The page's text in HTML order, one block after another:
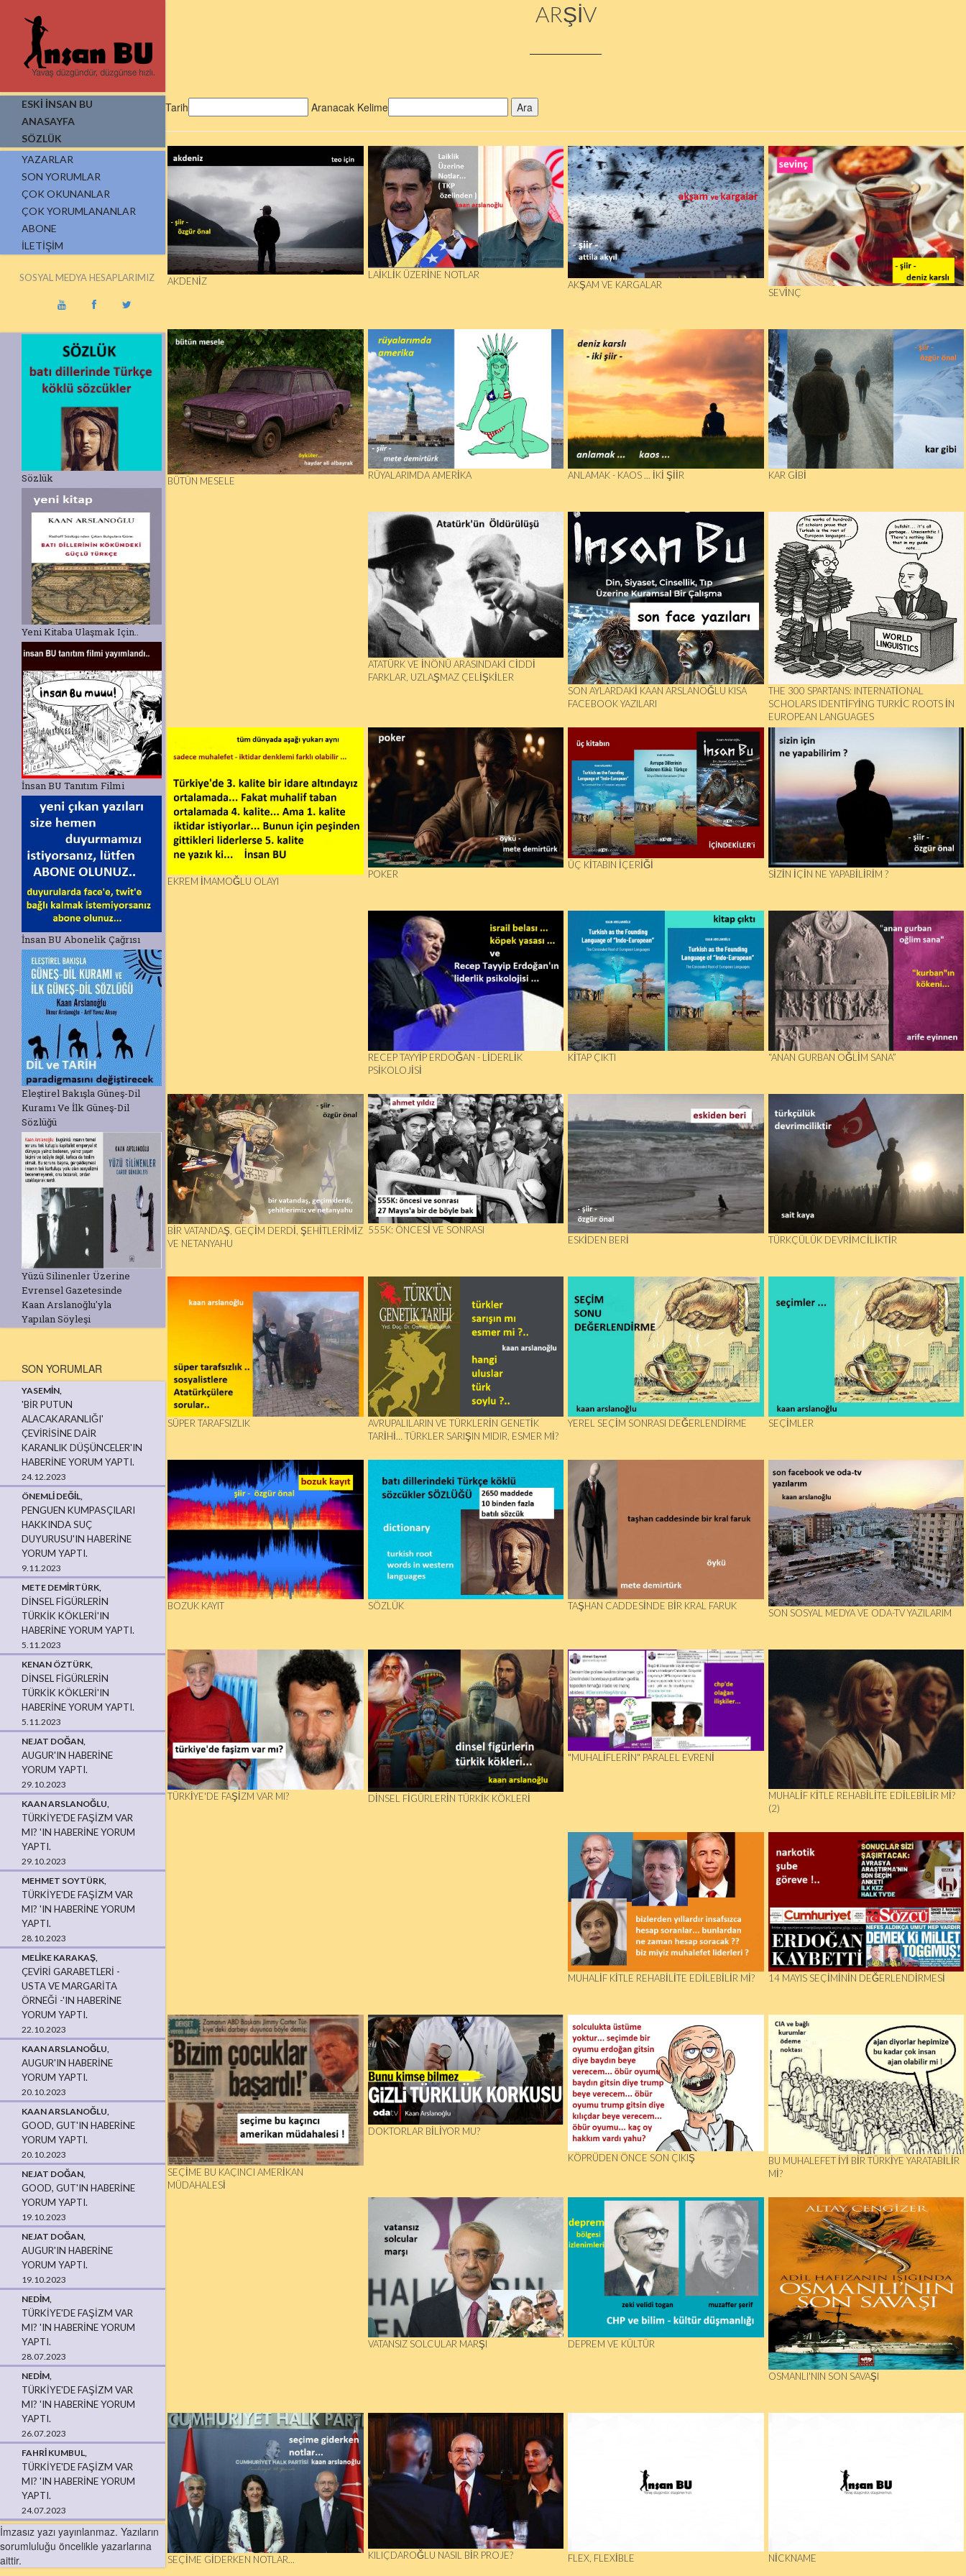
ESKİ İNSAN BU
ANASAYFA
SÖZLÜK
YAZARLAR
SON YORUMLAR
ÇOK OKUNANLAR
ÇOK YORUMLANANLAR
ABONE
İLETIŞIM
SOSYAL MEDYA HESAPLARIMIZ
Sözlük
Yeni Kitaba Ulaşmak Için..
İnsan BU Tanıtım Filmi
İnsan BU Abonelik Çağrısı
Eleştirel Bakışla Güneş-Dil
Kuramı Ve İlk Güneş-Dil
Sözlüğü
Yüzü Silinenler Üzerine
Evrensel Gazetesinde
Kaan Arslanoğlu'yla
Yapılan Söyleşi
SON YORUMLAR
YASEMIN,
'BİR PUTUN
ALACAKARANLIĞI'
ÇEVİRİSİNE DAİR
KARANLIK DÜŞÜNCELER'IN
HABERINE YORUM YAPTI.
24.12.2023
ÖNEMLI DEĞIL,
PENGUEN KUMPASÇILARI
HAKKINDA SUÇ
DUYURUSU'IN HABERINE
YORUM YAPTI.
9.11.2023
METE DEMIRTÜRK,
DINSEL FIGÜRLERIN
TÜRKIK KÖKLERI'IN
HABERINE YORUM YAPTI.
5.11.2023
KENAN ÖZTÜRK,
DINSEL FIGÜRLERIN
TÜRKIK KÖKLERI'IN
HABERINE YORUM YAPTI.
5.11.2023
NEJAT DOĞAN,
AUGUR'IN HABERINE
YORUM YAPTI.
29.10.2023
KAAN ARSLANOĞLU,
TÜRKIYE'DE FAŞIZM VAR
MI? 'IN HABERINE YORUM
YAPTI.
29.10.2023
MEHMET SOYTÜRK,
TÜRKIYE'DE FAŞIZM VAR
MI? 'IN HABERINE YORUM
YAPTI.
28.10.2023
MELIKE KARAKAŞ,
ÇEVIRI GARABETLERI -
USTA VE MARGARITA
ÖRNEĞI -'IN HABERINE
YORUM YAPTI.
22.10.2023
KAAN ARSLANOĞLU,
AUGUR'IN HABERINE
YORUM YAPTI.
20.10.2023
KAAN ARSLANOĞLU,
GOOD, GUT'IN HABERINE
YORUM YAPTI.
20.10.2023
NEJAT DOĞAN,
GOOD, GUT'IN HABERINE
YORUM YAPTI.
19.10.2023
NEJAT DOĞAN,
AUGUR'IN HABERINE
YORUM YAPTI.
19.10.2023
NEDIM,
TÜRKIYE'DE FAŞIZM VAR
MI? 'IN HABERINE YORUM
YAPTI.
28.07.2023
NEDIM,
TÜRKIYE'DE FAŞIZM VAR
MI? 'IN HABERINE YORUM
YAPTI.
26.07.2023
FAHRI KUMBUL,
TÜRKIYE'DE FAŞIZM VAR
MI? 'IN HABERINE YORUM
YAPTI.
24.07.2023
İmzasız yazı yayınlanmaz. Yazıların
sorumluluğu öncelikle yazarlarına
aittir.
ARŞİV
Tarih Aranacak Kelime Ara
AKDENIZ
LAIKLIK ÜZERINE NOTLAR
AKŞAM VE KARGALAR
SEVINÇ
BÜTÜN MESELE
RÜYALARIMDA AMERIKA ANLAMAK - KAOS ... İKI ŞIIR KAR GIBI
ATATÜRK VE İNÖNÜ ARASINDAKİ CİDDİ
FARKLAR, UZLAŞMAZ ÇELİŞKİLER
SON AYLARDAKİ KAAN ARSLANOĞLU KISA
FACEBOOK YAZILARI
THE 300 SPARTANS: INTERNATIONAL
SCHOLARS IDENTIFYING TURKIC ROOTS IN
EUROPEAN LANGUAGES
EKREM İMAMOĞLU OLAYI
POKER
ÜÇ KİTABIN İÇERİĞİ
SIZIN İÇIN NE YAPABILIRIM ?
RECEP TAYYIP ERDOĞAN - LIDERLIK
PSIKOLOJISI
KITAP ÇIKTI “ANAN GURBAN OĞLIM SANA”
BİR VATANDAŞ, GEÇİM DERDİ, ŞEHİTLERİMİZ
VE NETANYAHU
555K: ÖNCESI VE SONRASI
ESKIDEN BERI
TÜRKÇÜLÜK DEVRIMCILIKTIR
SÜPER TARAFSIZLIK
AVRUPALILARIN VE TÜRKLERIN GENETIK
TARIHI… TÜRKLER SARIŞIN MIDIR, ESMER MI?
YEREL SEÇİM SONRASI DEĞERLENDİRME SEÇIMLER
BOZUK KAYIT SÖZLÜK TAŞHAN CADDESINDE BIR KRAL FARUK
SON SOSYAL MEDYA VE ODA-TV YAZILARIM
TÜRKIYE'DE FAŞIZM VAR MI? DINSEL FIGÜRLERIN TÜRKIK KÖKLERI
"MUHALIFLERIN" PARALEL EVRENI
MUHALIF KITLE REHABILITE EDILEBILIR MI?
(2)
MUHALIF KITLE REHABILITE EDILEBILIR MI? 14 MAYIS SEÇIMININ DEĞERLENDIRMESI
SEÇIME BU KAÇINCI AMERIKAN
MÜDAHALESI
DOKTORLAR BİLİYOR MU?
KÖPRÜDEN ÖNCE SON ÇIKIŞ
BU MUHALEFET İYİ BİR TÜRKİYE YARATABİLİR
Mİ?
VATANSIZ SOLCULAR MARŞI DEPREM VE KÜLTÜR
OSMANLI'NIN SON SAVAŞI
SEÇIME GIDERKEN NOTLAR... KILIÇDAROĞLU NASIL BIR PROJE? FLEX, FLEXIBLE NICKNAME